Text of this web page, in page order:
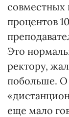
совместных
процентов
Это
ректору,
побольше. О
еще мало